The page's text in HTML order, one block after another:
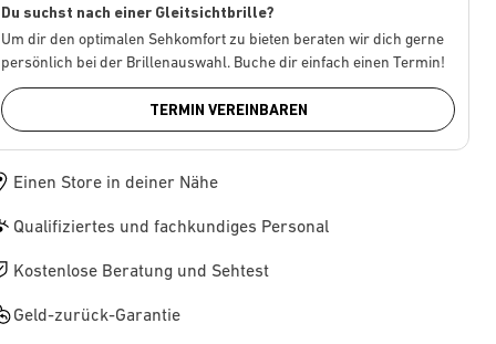
Du suchst nach einer Gleitsichtbrille?
Um dir den optimalen Sehkomfort zu bieten beraten wir dich gerne
persönlich bei der Brillenauswahl. Buche dir einfach einen Termin!
TERMIN VEREINBAREN
Einen Store in deiner Nähe
Qualifiziertes und fachkundiges Personal
Kostenlose Beratung und Sehtest
Geld-zurück-Garantie